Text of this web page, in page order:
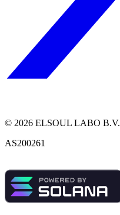
© 2026 ELSOUL LABO B.V.
AS200261